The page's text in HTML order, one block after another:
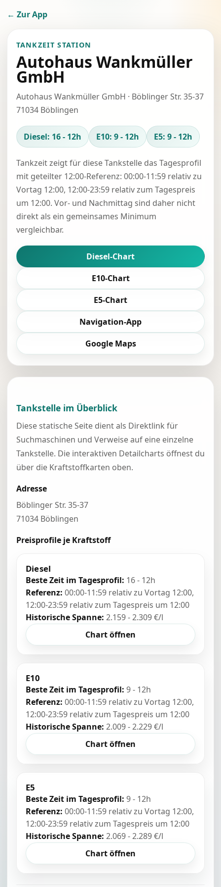
← Zur App
TANKZEIT STATION
Autohaus Wankmüller
GmbH
Autohaus Wankmüller GmbH · Böblinger Str. 35-37
71034 Böblingen
Diesel: 16 - 12h E10: 9 - 12h E5: 9 - 12h
Tankzeit zeigt für diese Tankstelle das Tagesprofil
mit geteilter 12:00-Referenz: 00:00-11:59 relativ zu
Vortag 12:00, 12:00-23:59 relativ zum Tagespreis
um 12:00. Vor- und Nachmittag sind daher nicht
direkt als ein gemeinsames Minimum
vergleichbar.
Diesel-Chart
E10-Chart
E5-Chart
Navigation-App
Google Maps
Tankstelle im Überblick
Diese statische Seite dient als Direktlink für
Suchmaschinen und Verweise auf eine einzelne
Tankstelle. Die interaktiven Detailcharts öffnest du
über die Kraftstoffkarten oben.
Adresse
Böblinger Str. 35-37
71034 Böblingen
Preisprofile je Kraftstoff
Diesel
Beste Zeit im Tagesprofil: 16 - 12h
Referenz: 00:00-11:59 relativ zu Vortag 12:00,
12:00-23:59 relativ zum Tagespreis um 12:00
Historische Spanne: 2.159 - 2.309 €/l
Chart öffnen
E10
Beste Zeit im Tagesprofil: 9 - 12h
Referenz: 00:00-11:59 relativ zu Vortag 12:00,
12:00-23:59 relativ zum Tagespreis um 12:00
Historische Spanne: 2.009 - 2.229 €/l
Chart öffnen
E5
Beste Zeit im Tagesprofil: 9 - 12h
Referenz: 00:00-11:59 relativ zu Vortag 12:00,
12:00-23:59 relativ zum Tagespreis um 12:00
Historische Spanne: 2.069 - 2.289 €/l
Chart öffnen